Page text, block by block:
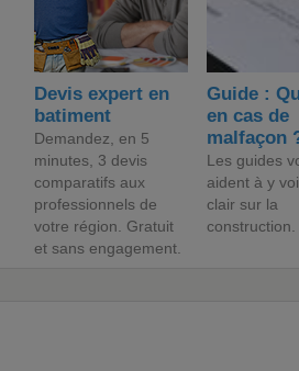
Devis expert en
batiment
Demandez, en 5
minutes, 3 devis
comparatifs aux
professionnels de
votre région. Gratuit
et sans engagement.
Guide :
en cas de
malfaçon
Les guides
aident à y
clair sur la
construction.